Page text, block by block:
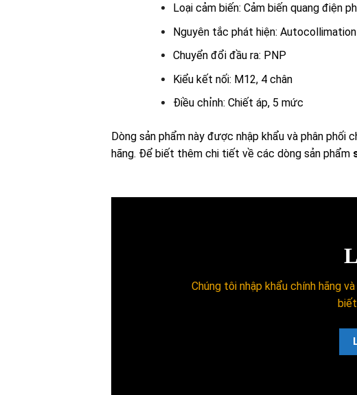
Loại cảm biến: Cảm biến quang điện
Nguyên tắc phát hiện: Autocollimation
Chuyển đổi đầu ra: PNP
Kiểu kết nối: M12, 4 chân
Điều chỉnh: Chiết áp, 5 mức
Dòng sản phẩm này được nhập khẩu và phân phối
hãng. Để biết thêm chi tiết về các dòng sản phẩm
Chúng tôi nhập khẩu chính hãng